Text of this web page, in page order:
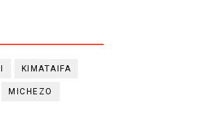
KIMATAIFA
MICHEZO